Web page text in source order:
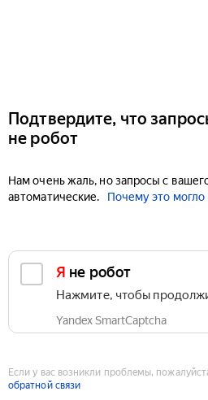
Подтвердите, что
не робот
Нам очень жаль, но запросы с
автоматические.
Почему это могло
Я не робот
Нажмите, чтобы
Yandex SmartCaptcha
Если у вас возникли проблемы,
обратной связи